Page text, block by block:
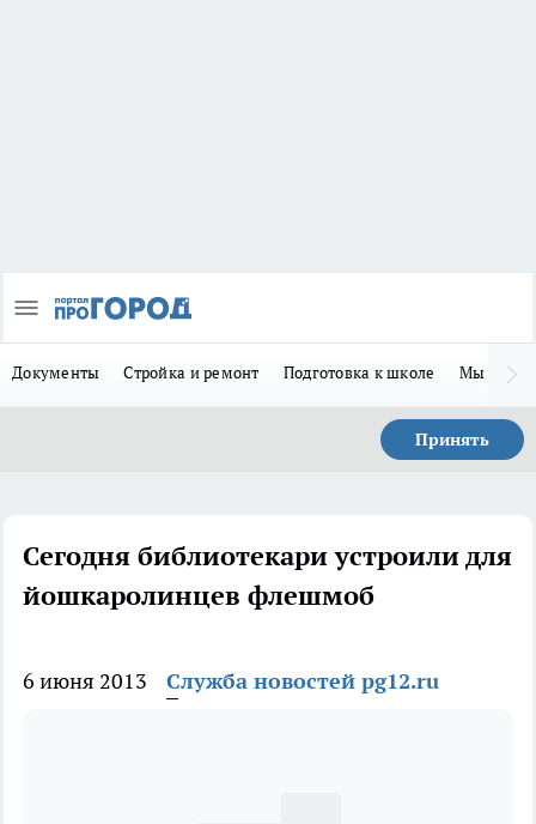
Документы Стройка и ремонт Подготовка к школе Мы в MAX
Принять
Сегодня библиотекари устроили для
йошкаролинцев флешмоб
6 июня 2013 Служба новостей pg12.ru